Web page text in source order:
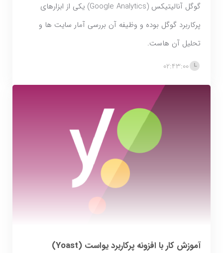
گوگل آنالیتیکس (Google Analytics) یکی از ابزارهای
پرکاربرد گوگل بوده و وظیفه آن بررسی آمار سایت ها و
تحلیل آن هاست.
02:43:00
آموزش کار با افزونه پرکاربرد یواست (Yoast)